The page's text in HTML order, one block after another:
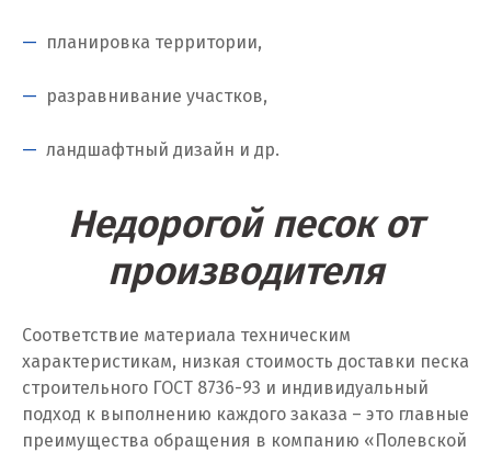
Красногорск
Красноярск
Курск
Кушва
планировка территории,
разравнивание участков,
ландшафтный дизайн и др.
Недорогой песок от
производителя
Соответствие материала техническим
характеристикам, низкая стоимость доставки песка
строительного ГОСТ 8736-93 и индивидуальный
подход к выполнению каждого заказа – это главные
преимущества обращения в компанию «Полевской